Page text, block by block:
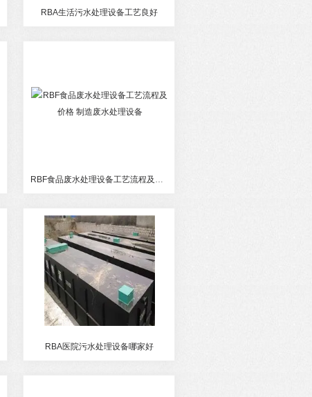
RBA生活污水处理设备工艺良好
RBF食品废水处理设备工艺流程及价格 制造废水处理设备
RBA医院污水处理设备哪家好